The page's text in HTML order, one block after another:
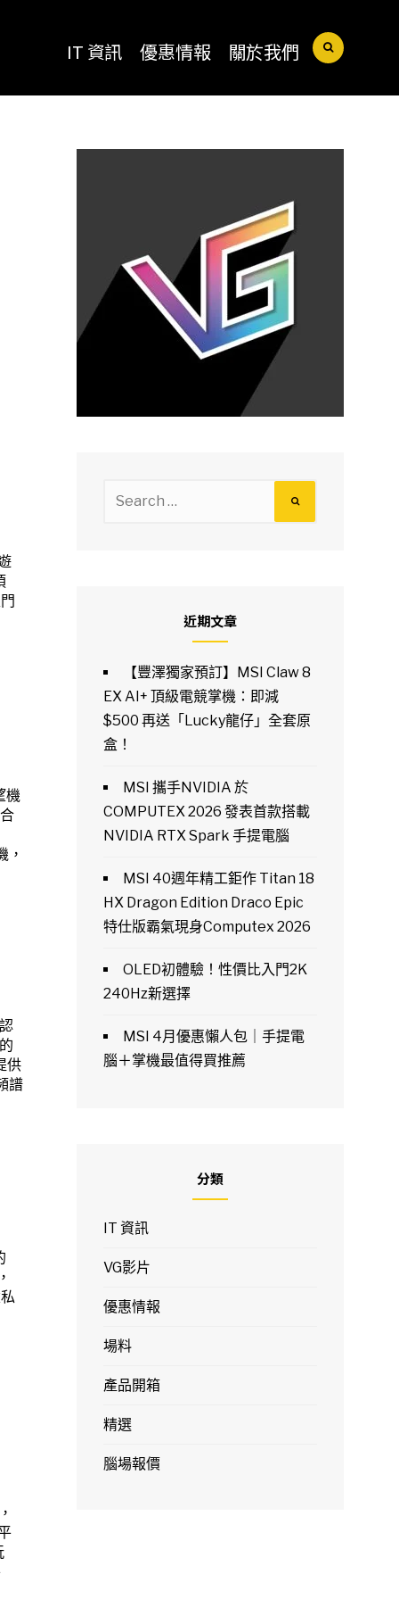
IT 資訊 優惠情報 關於我們
機
，
供
譜
近期文章
【豐澤獨家預訂】MSI Claw 8
EX AI+ 頂級電競掌機：即減
$500 再送「Lucky龍仔」全套原
盒！
MSI 攜手NVIDIA 於
COMPUTEX 2026 發表首款搭載
NVIDIA RTX Spark 手提電腦
MSI 40週年精工鉅作 Titan 18
HX Dragon Edition Draco Epic
特仕版霸氣現身Computex 2026
OLED初體驗！性價比入門2K
240Hz新選擇
MSI 4月優惠懶人包｜手提電
腦＋掌機最值得買推薦
分類
IT 資訊
VG影片
優惠情報
場料
產品開箱
精選
腦場報價